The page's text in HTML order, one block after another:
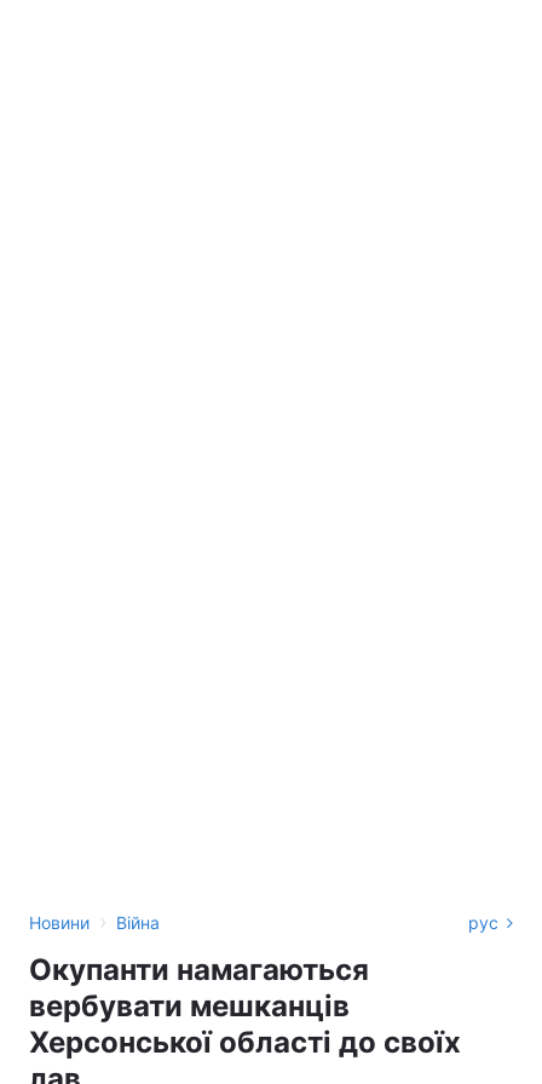
Новини › Війна рус
Окупанти намагаються
вербувати мешканців
Херсонської області до своїх